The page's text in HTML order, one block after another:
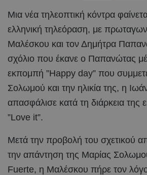
Μια νέα τηλεοπτική κόντρα
ελληνική τηλεόραση, με
Μαλέσκου και τον Δημήτρα
σχόλιο που έκανε ο Παπανώτας
εκπομπή ”Happy day” που
Σολωμού και την ηλικία της, η
απασφάλισε κατά τη διάρκεια της
”Love it”.
Μετά την προβολή του σχετικού
την απάντηση της Μαρίας
Fuerte, η Μαλέσκου πήρε τον